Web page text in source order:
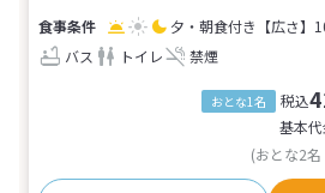
夕・朝食付き 【広さ】
バス
トイレ 禁煙
おとな1名 税込
基本
(おとな2